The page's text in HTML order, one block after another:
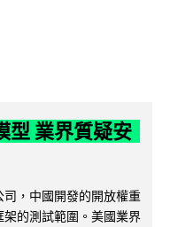
型 業界質疑安
，中國開發的開放權重
的測試範圍。美國業界